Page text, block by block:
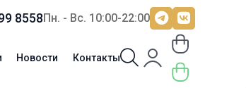
8558Пн. - Вс. 10:00-22:00
Новости Контакты